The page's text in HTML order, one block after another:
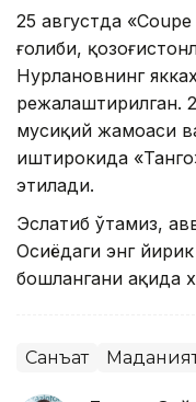
25 августда
ғолиби,
Нурлановнинг
режалаштирилган.
мусиқий жамоаси
иштирокида
этилади.
Эслатиб ўтамиз,
Осиёдаги энг
бошлангани ҳақида
Санъат